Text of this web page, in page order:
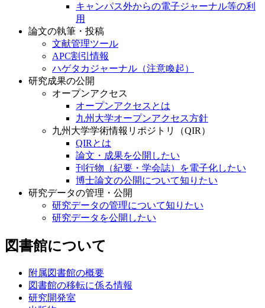
キャンパス外からの電子ジャーナル等の利
用
論文の執筆・投稿
文献管理ツール
APC割引情報
ハゲタカジャーナル（注意喚起）
研究成果の公開
オープンアクセス
オープンアクセスとは
九州大学オープンアクセス方針
九州大学学術情報リポジトリ（QIR）
QIRとは
論文・成果を公開したい
刊行物（紀要・学会誌）を電子化したい
博士論文の公開について知りたい
研究データの管理・公開
研究データの管理について知りたい
研究データを公開したい
図書館について
附属図書館の概要
図書館の移転に係る情報
研究開発室